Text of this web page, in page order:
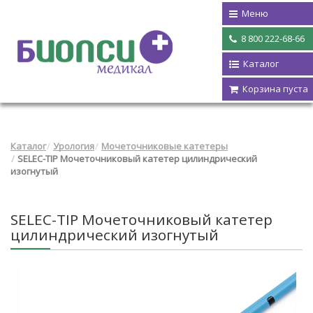
Меню
8 800 222-68-66
Каталог
Корзина пуста
Каталог Урология
Мочеточниковые катетеры
SELEC-TIP Мочеточниковый катетер цилиндрический
изогнутый
SELEC-TIP Мочеточниковый катетер
цилиндрический изогнутый